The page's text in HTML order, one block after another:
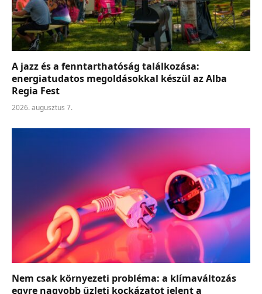
A jazz és a fenntarthatóság találkozása:
energiatudatos megoldásokkal készül az Alba
Regia Fest
2026. augusztus 7.
Nem csak környezeti probléma: a klímaváltozás
egyre nagyobb üzleti kockázatot jelent a